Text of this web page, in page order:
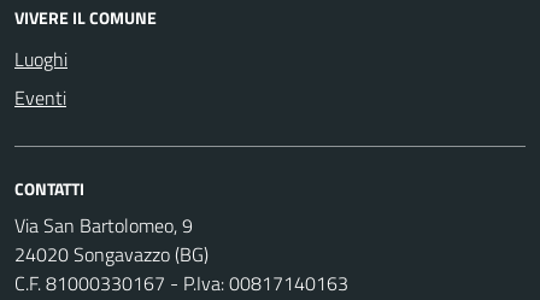
VIVERE IL COMUNE
Luoghi
Eventi
CONTATTI
Via San Bartolomeo, 9
24020 Songavazzo (BG)
C.F. 81000330167 - P.Iva: 00817140163